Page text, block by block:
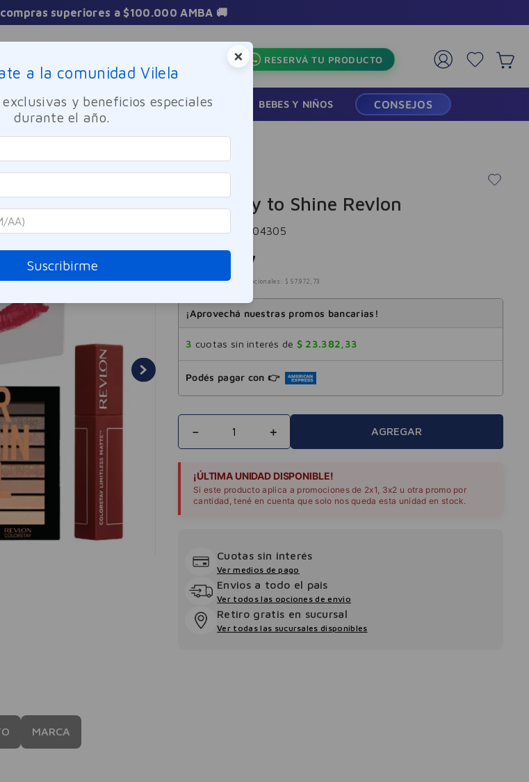
superiores a $100.000 AMBA 🚚
RESERVÁ TU PRODUCTO
CUIDADO PERSONAL BIENESTAR Y FARMACIA BEBES Y NIÑOS CONSEJOS
Revlon
Kit Ready to Shine Revlon
Referencia -304305
147
Precio sin impuestos nacionales: $ 57.972 , 73
¡Aprovechá nuestras promos bancarias!
3 cuotas sin interés de $ 23.382, 33
Podés pagar con 👉
＋
－ AGREGAR
¡ÚLTIMA UNIDAD DISPONIBLE!
Si este producto aplica a promociones de 2x1, 3x2 u otra promo por
cantidad, tené en cuenta que solo nos queda esta unidad en stock.
Cuotas sin interés
Ver medios de pago
Envios a todo el pais
Ver todos las opciones de envio
Retiro gratis en sucursal
Ver todas las sucursales disponibles
MARCA
×
a la comunidad Vilela
y beneficios especiales
durante el año.
Suscribirme